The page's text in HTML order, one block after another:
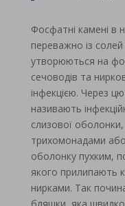
Фосфатні камені в
переважно із
утворюються на
сечоводів та
інфекцією. Через
називають
слизової
трихомонадами
оболонку пухким,
якого прилипають
нирками. Так